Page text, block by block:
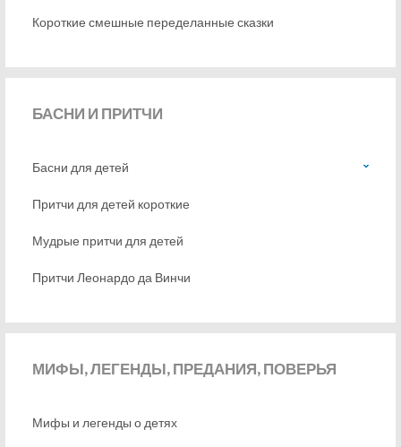
Короткие смешные переделанные сказки
БАСНИ И ПРИТЧИ
Басни для детей
Притчи для детей короткие
Мудрые притчи для детей
Притчи Леонардо да Винчи
МИФЫ,ЛЕГЕНДЫ, ПРЕДАНИЯ, ПОВЕРЬЯ
Мифы и легенды о детях